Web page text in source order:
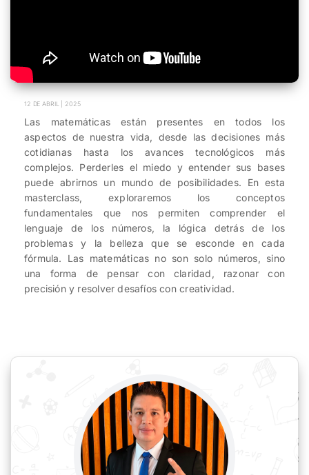
12 DE ABRIL | 2025
Las matemáticas están presentes en todos los
aspectos de nuestra vida, desde las decisiones más
cotidianas hasta los avances tecnológicos más
complejos. Perderles el miedo y entender sus bases
puede abrirnos un mundo de posibilidades. En esta
masterclass, exploraremos los conceptos
fundamentales que nos permiten comprender el
lenguaje de los números, la lógica detrás de los
problemas y la belleza que se esconde en cada
fórmula. Las matemáticas no son solo números, sino
una forma de pensar con claridad, razonar con
precisión y resolver desafíos con creatividad.